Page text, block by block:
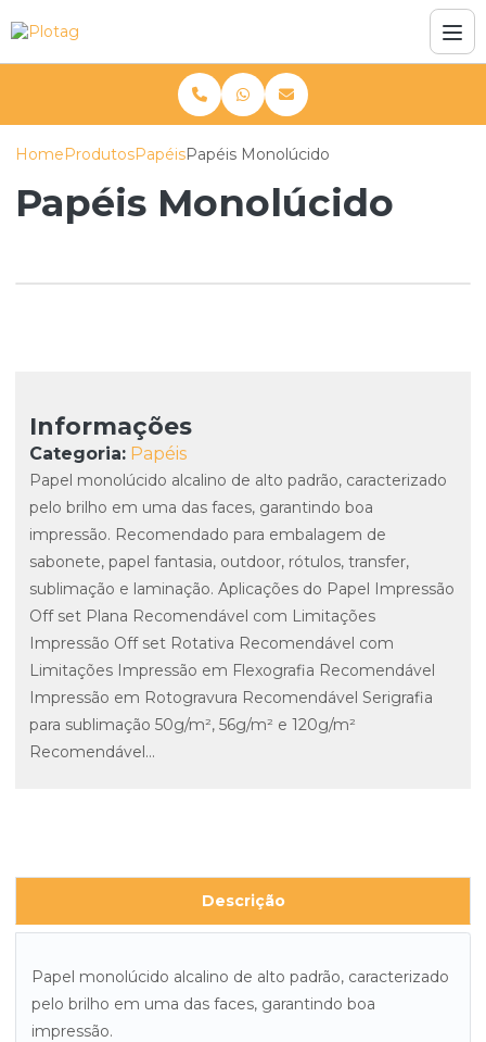
HomeProdutosPapéisPapéis Monolúcido
Papéis Monolúcido
Informações
Categoria: Papéis
Papel monolúcido alcalino de alto padrão, caracterizado
pelo brilho em uma das faces, garantindo boa
impressão. Recomendado para embalagem de
sabonete, papel fantasia, outdoor, rótulos, transfer,
sublimação e laminação. Aplicações do Papel Impressão
Off set Plana Recomendável com Limitações
Impressão Off set Rotativa Recomendável com
Limitações Impressão em Flexografia Recomendável
Impressão em Rotogravura Recomendável Serigrafia
para sublimação 50g/m², 56g/m² e 120g/m²
Recomendável...
Descrição
Papel monolúcido alcalino de alto padrão, caracterizado
pelo brilho em uma das faces, garantindo boa
impressão.